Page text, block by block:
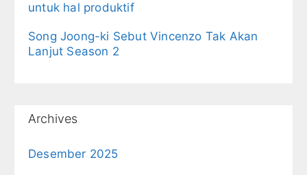
untuk hal produktif
Song Joong-ki Sebut Vincenzo Tak Akan
Lanjut Season 2
Archives
Desember 2025